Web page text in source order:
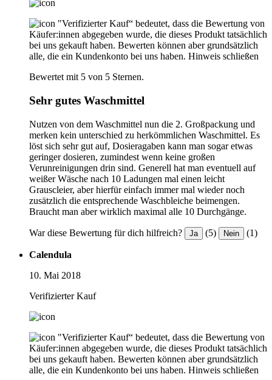
"Verifizierter Kauf“ bedeutet, dass die Bewertung von
Käufer:innen abgegeben wurde, die dieses Produkt tatsächlich
bei uns gekauft haben. Bewerten können aber grundsätzlich
alle, die ein Kundenkonto bei uns haben. Hinweis schließen
Bewertet mit 5 von 5 Sternen.
Sehr gutes Waschmittel
Nutzen von dem Waschmittel nun die 2. Großpackung und
merken kein unterschied zu herkömmlichen Waschmittel. Es
löst sich sehr gut auf, Dosieragaben kann man sogar etwas
geringer dosieren, zumindest wenn keine großen
Verunreinigungen drin sind. Generell hat man eventuell auf
weißer Wäsche nach 10 Ladungen mal einen leicht
Grauscleier, aber hierfür einfach immer mal wieder noch
zusätzlich die entsprechende Waschbleiche beimengen.
Braucht man aber wirklich maximal alle 10 Durchgänge.
War diese Bewertung für dich hilfreich? Ja (5) Nein (1)
Calendula
10. Mai 2018
Verifizierter Kauf
"Verifizierter Kauf“ bedeutet, dass die Bewertung von
Käufer:innen abgegeben wurde, die dieses Produkt tatsächlich
bei uns gekauft haben. Bewerten können aber grundsätzlich
alle, die ein Kundenkonto bei uns haben. Hinweis schließen